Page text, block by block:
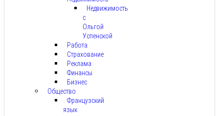
Недвижимость
с
Ольгой
Успенской
Работа
Страхование
Реклама
Финансы
Бизнес
Общество
Французский
язык